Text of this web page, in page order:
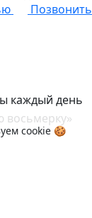
Позвонить
cookie 🍪